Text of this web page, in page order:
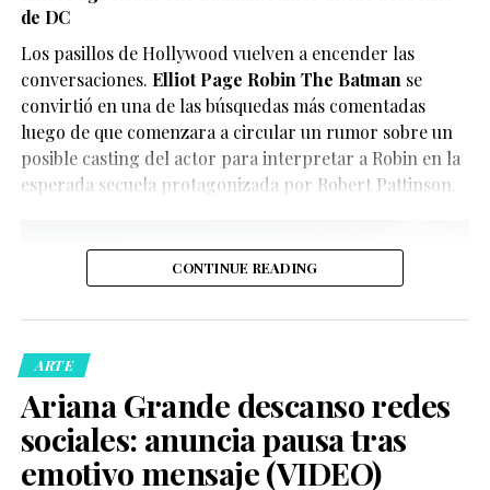
El reparto reúne a figuras como Penélope Cruz,
Glenn Close .
únicamente divertir a los seguidores de X-Men, quienes
han convertido el clip en uno de los contenidos virales
del momento.
acudieron al domicilio tras recibir llamadas de personas
preocupadas por el bienestar del creador de contenido.
Posteriormente, las autoridades confirmaron que la
persona fue trasladada de manera segura a un hospital
local para recibir atención médica.
de DC
Los pasillos de Hollywood vuelven a encender las
conversaciones. Elliot Page Robin The Batmanse
convirtió en una de las búsquedas más comentadas
luego de que comenzara a circular un rumor sobre un
posible casting del actor para interpretar a Robin en la
esperada secuela protagonizada por Robert Pattinson.
CONTINUE READING
ARTE
Ariana Grande descanso redes
sociales: anuncia pausa tras
emotivo mensaje (VIDEO)